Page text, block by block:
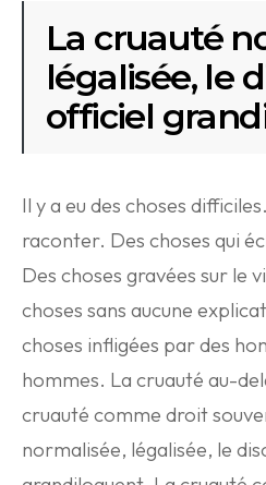
La cruauté
légalisée, le
officiel
Il y a eu des choses
raconter. Des choses qui
Des choses gravées sur le
choses sans aucune
choses infligées par des
hommes. La cruauté au-
cruauté comme droit
normalisée, légalisée, le